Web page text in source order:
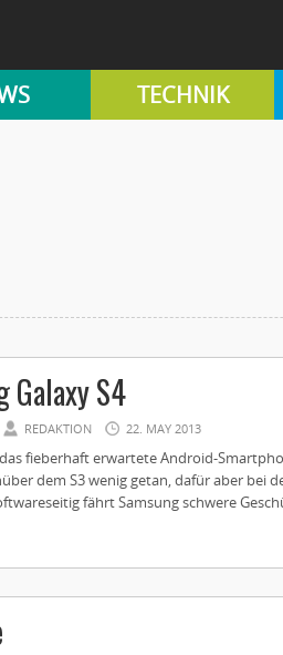
TECHNIK
Galaxy S4
REDAKTION 22. MAY 2013
fieberhaft erwartete Android-
dem S3 wenig getan, dafür aber bei
fährt Samsung schwere